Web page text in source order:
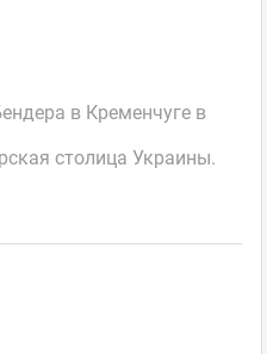
в Кременчуге в
столица Украины.